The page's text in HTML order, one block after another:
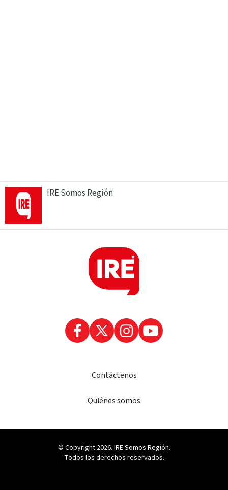
IRE Somos Región
Contáctenos
Quiénes somos
© Copyright 2026. IRE Somos Región.
Todos los derechos reservados.